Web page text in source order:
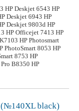
HP Deskjet 6543 HP
Deskjet 6943 HP
Deskjet 9803d HP
HP Officejet 7413 HP
HP Photosmart
PhotoSmart 8053 HP
8753 HP
B8350 HP
(№140XL black)